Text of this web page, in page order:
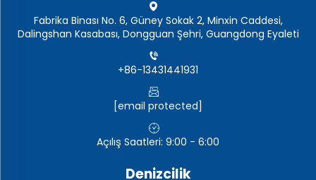
Fabrika Binası No. 6, Güney Sokak 2, Minxin Caddesi,
Dalingshan Kasabası, Dongguan Şehri, Guangdong Eyaleti
+86-13431441931
[email protected]
Açılış Saatleri: 9:00 - 6:00
Denizcilik